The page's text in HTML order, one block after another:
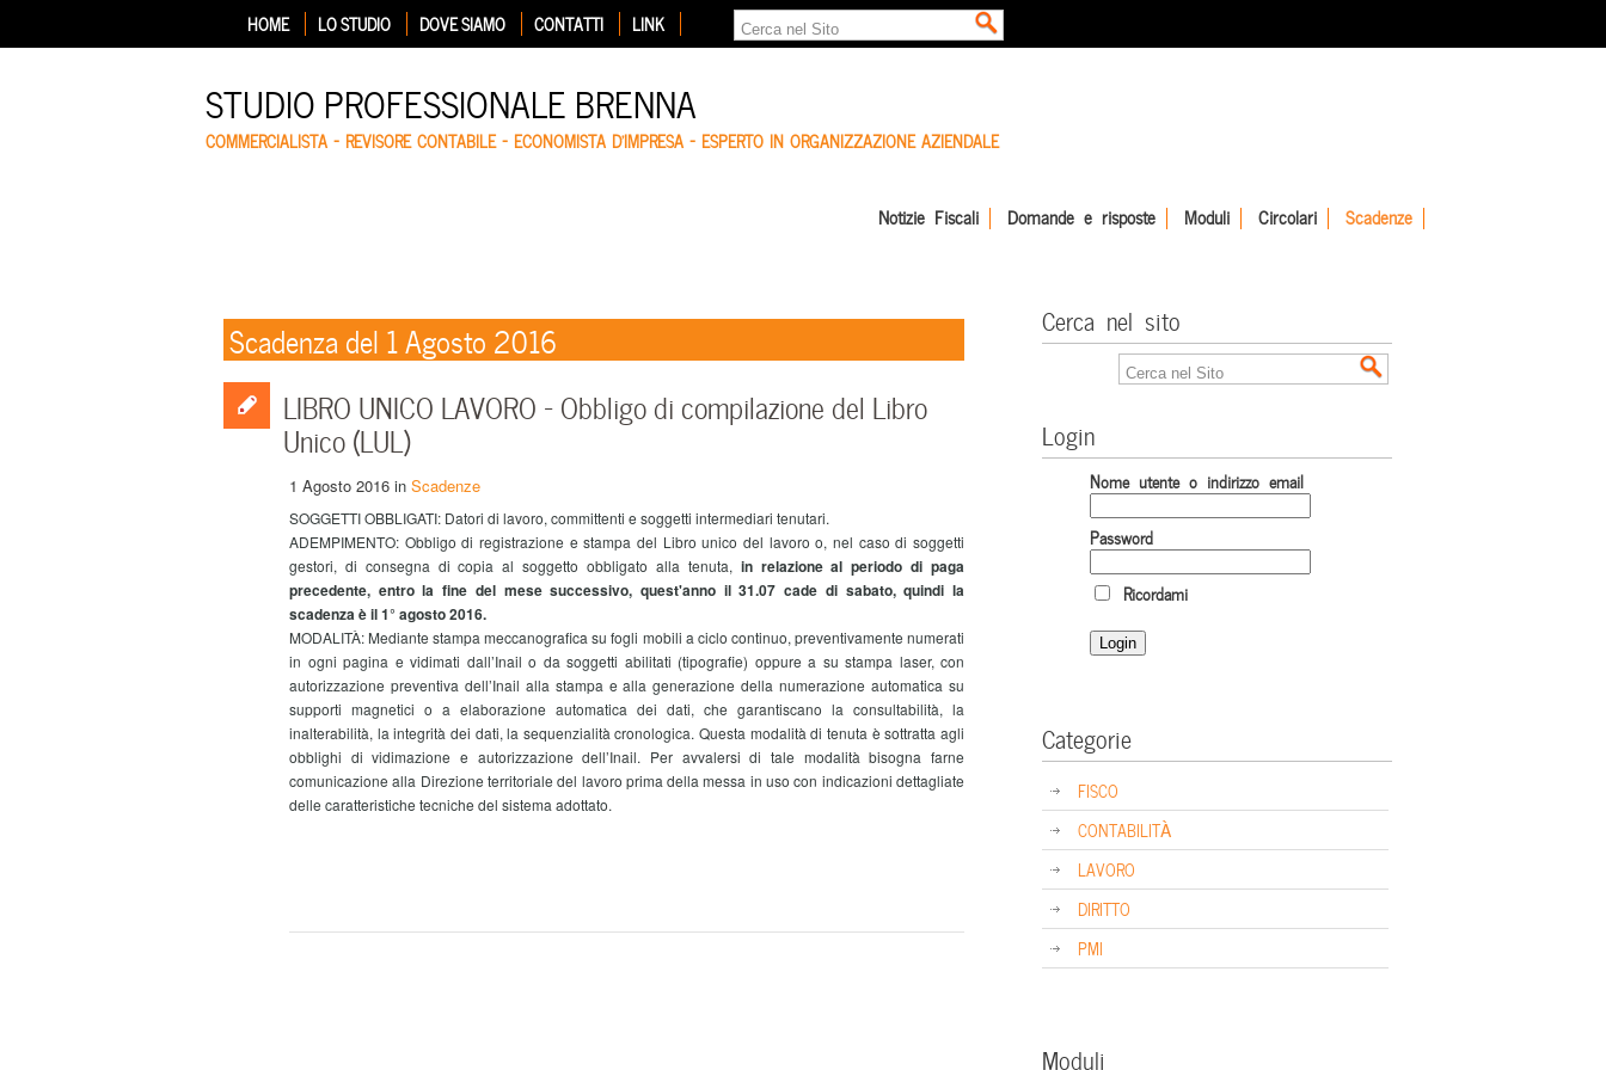
HOME LO STUDIO DOVE SIAMO CONTATTI LINK
STUDIO PROFESSIONALE BRENNA
COMMERCIALISTA – REVISORE CONTABILE – ECONOMISTA D'IMPRESA – ESPERTO IN ORGANIZZAZIONE AZIENDALE
Notizie Fiscali Domande e risposte Moduli Circolari Scadenze
Scadenza del 1 Agosto 2016
LIBRO UNICO LAVORO – Obbligo di compilazione del Libro
Unico (LUL)
1 Agosto 2016 in Scadenze
SOGGETTI OBBLIGATI: Datori di lavoro, committenti e soggetti intermediari tenutari.
ADEMPIMENTO: Obbligo di registrazione e stampa del Libro unico del lavoro o, nel caso di soggetti
gestori, di consegna di copia al soggetto obbligato alla tenuta, in relazione al periodo di paga
precedente, entro la fine del mese successivo, quest'anno il 31.07 cade di sabato, quindi la
scadenza è il 1° agosto 2016.
MODALITÀ: Mediante stampa meccanografica su fogli mobili a ciclo continuo, preventivamente numerati
in ogni pagina e vidimati dall’Inail o da soggetti abilitati (tipografie) oppure a su stampa laser, con
autorizzazione preventiva dell’Inail alla stampa e alla generazione della numerazione automatica su
supporti magnetici o a elaborazione automatica dei dati, che garantiscano la consultabilità, la
inalterabilità, la integrità dei dati, la sequenzialità cronologica. Questa modalità di tenuta è sottratta agli
obblighi di vidimazione e autorizzazione dell’Inail. Per avvalersi di tale modalità bisogna farne
comunicazione alla Direzione territoriale del lavoro prima della messa in uso con indicazioni dettagliate
delle caratteristiche tecniche del sistema adottato.
Cerca nel sito
Login
Nome utente o indirizzo email
Password
Ricordami
Categorie
FISCO
CONTABILITÀ
LAVORO
DIRITTO
PMI
Moduli